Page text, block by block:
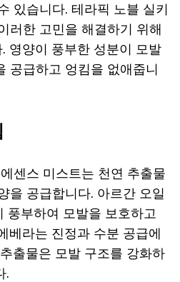
있습니다. 테라픽 노블 실키
러한 고민을 해결하기 위해
영양이 풍부한 성분이 모발
공급하고 엉킴을 없애줍니
센스 미스트는 천연 추출물
을 공급합니다. 아르간 오일
풍부하여 모발을 보호하고
베라는 진정과 수분 공급에
출물은 모발 구조를 강화하
.